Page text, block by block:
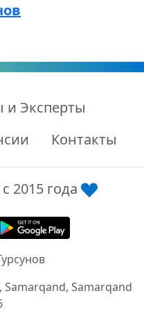
и Эксперты
Контакты
2015 года
Samarqand, Samarqand